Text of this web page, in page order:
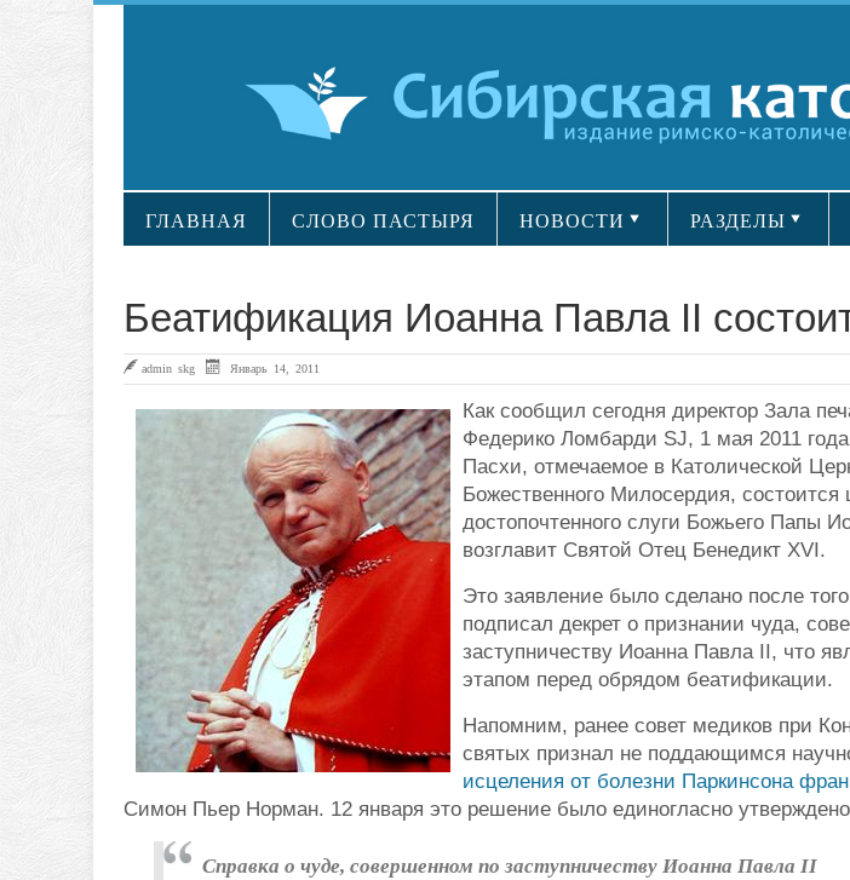
ГЛАВНАЯ СЛОВО ПАСТЫРЯ НОВОСТИ РАЗДЕЛЫ
Беатификация Иоанна Павла II
admin skg Январь 14, 2011
Как сообщил сегодня директор Зала
Федерико Ломбарди SJ, 1 мая 2011
Пасхи, отмечаемое в Католической
Божественного Милосердия,
достопочтенного слуги Божьего Папы
возглавит Святой Отец Бенедикт XVI.
Это заявление было сделано после
подписал декрет о признании чуда,
заступничеству Иоанна Павла II, что
этапом перед обрядом беатификации.
Напомним, ранее совет медиков при
святых признал не поддающимся
исцеления от болезни Паркинсона
Симон Пьер Норман. 12 января это решение было единогласно
Справка о чуде, совершенном по заступничеству Иоанна Павла II